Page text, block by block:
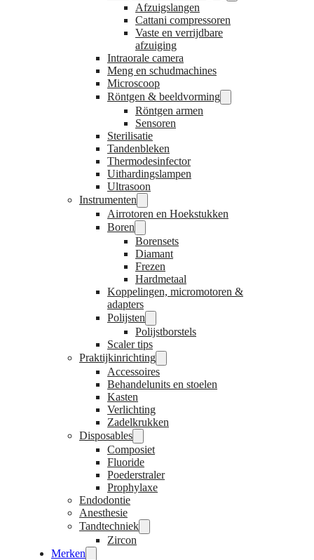
Afzuigslangen
Cattani compressoren
Vaste en verrijdbare
afzuiging
Intraorale camera
Meng en schudmachines
Microscoop
Röntgen & beeldvorming
Röntgen armen
Sensoren
Sterilisatie
Tandenbleken
Thermodesinfector
Uithardingslampen
Ultrasoon
Instrumenten
Airrotoren en Hoekstukken
Boren
Borensets
Diamant
Frezen
Hardmetaal
Koppelingen, micromotoren &
adapters
Polijsten
Polijstborstels
Scaler tips
Praktijkinrichting
Accessoires
Behandelunits en stoelen
Kasten
Verlichting
Zadelkrukken
Disposables
Composiet
Fluoride
Poederstraler
Prophylaxe
Endodontie
Anesthesie
Tandtechniek
Zircon
Merken